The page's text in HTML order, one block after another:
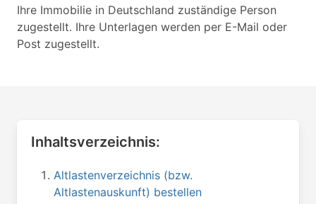
Ihre Immobilie in Deutschland zuständige Person
zugestellt. Ihre Unterlagen werden per E-Mail oder
Post zugestellt.
Inhaltsverzeichnis:
Altlastenverzeichnis (bzw.
Altlastenauskunft) bestellen